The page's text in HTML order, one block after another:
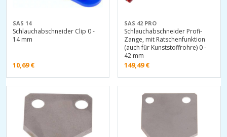
SAS 14
Schlauchabschneider Clip 0 -
14 mm
10,69€
SAS 42 PRO
Schlauchabschneider Profi-
Zange, mit Ratschenfunktion
(auch für Kunststoffrohre) 0 -
42 mm
149,49€